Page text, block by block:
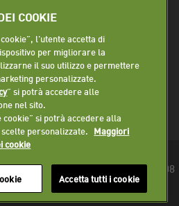
Volterra S.p.A. - P.IVA 01225610508
COOKIE
l'utente accetta di
per migliorare la
il suo utilizzo e permettere
personalizzate.
” si potrà accedere alle
nel sito.
cookie” si potrà accedere alla
personalizzate. Maggiori
cookie
Accetta tutti i cookie